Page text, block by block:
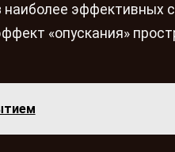
эффективных
«опускания»